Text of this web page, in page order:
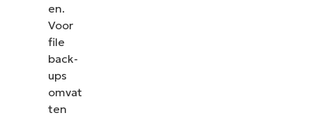
en.
Voor
file
back-
ups
omvat
ten